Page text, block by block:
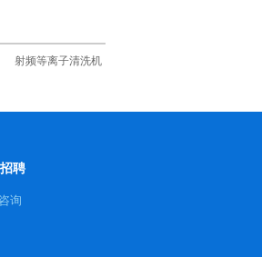
射频等离子清洗机
聘
询